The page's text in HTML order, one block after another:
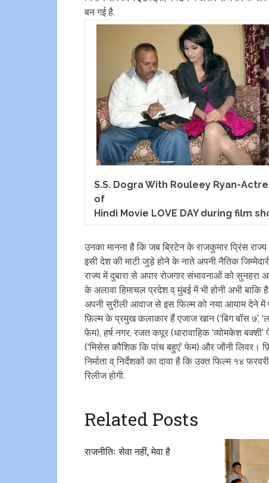
बन गई है.
S.S. Dogra With Rouleey Ryan-
of
Hindi Movie LOVE DAY during film
उनका मानना है कि जब ब्रिटेन के राजकुमार प्रिंस
इसी देश की माटी जुड़े होने के नाते अपनी नैतिक
राज्य में दुबारा से अपार रोजगार संभावनाओं को
के अलावा हिमाचल प्रदेश व् मुंबई में भी होनी अभी बाकि
अपनी सुरीली आवाज से इस फिल्म को नया आयाम देने में
फ़िल्म के प्रमुख कलाकार हैं एजाज खान (‘बिग बॉस ७’,
फेम), हर्ष नगर, रजत कपूर (धारावाहिक ‘व्योमकेश बक्शी’
(‘मिसेस कौशिक कि पांच बहुएं’ फेम) और जोंनी लिवर।
निर्माता व् निर्देशकों का दावा है कि उक्त फिल्म १४
रिलीज होगी.
Related Posts
राजनीतिः सेवा नहीं, मेवा है